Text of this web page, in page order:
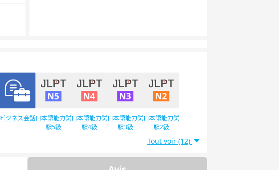
ビジネス会話日本語能力試
験5級
日本語能力試
験4級
日本語能力試
験3級
日本語能力試
験2級
Tout voir (12)